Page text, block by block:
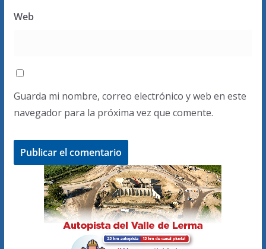
Web
Guarda mi nombre, correo electrónico y web en este
navegador para la próxima vez que comente.